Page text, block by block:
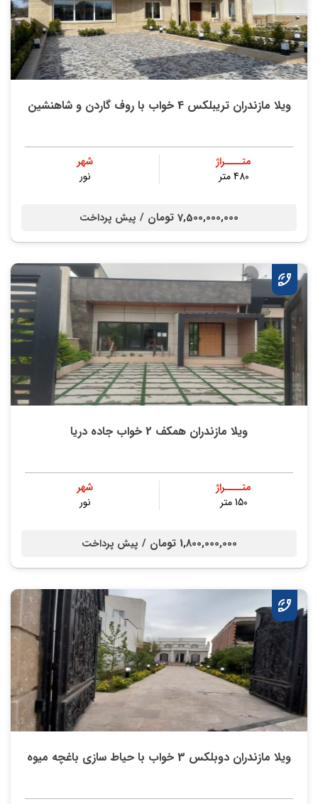
ویلا مازندران تریبلکس 4 خواب با روف گاردن و شاهنشین
متــــراژ
480 متر
شهر
نور
7,500,000,000 تومان / پیش پرداخت
ویلا مازندران همکف 2 خواب جاده دریا
متــــراژ
150 متر
شهر
نور
1,800,000,000 تومان / پیش پرداخت
ویلا مازندران دوبلکس 3 خواب با حیاط سازی باغچه میوه